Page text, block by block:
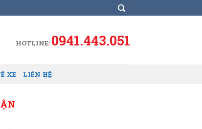
HOTLINE: 0941.443.051
XE LIÊN HỆ